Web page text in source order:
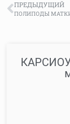
ПРЕДЫДУЩИЙ